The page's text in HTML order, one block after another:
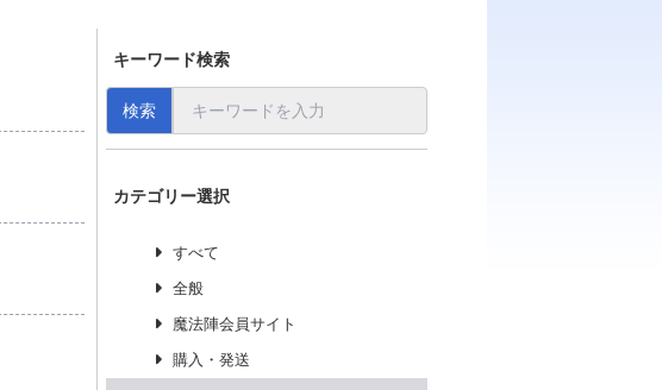
キーワード検索
検索
カテゴリー選択
すべて
全般
魔法陣会員サイト
購入・発送